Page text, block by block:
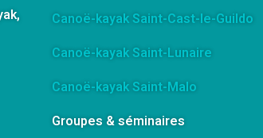
Canoë-kayak Saint-Cast-le-Guildo
Canoë-kayak Saint-Lunaire
Canoë-kayak Saint-Malo
Groupes & séminaires